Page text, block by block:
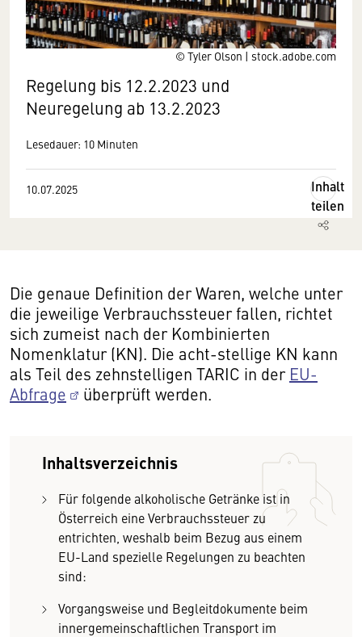
© Tyler Olson | stock.adobe.com
Regelung bis 12.2.2023 und
Neuregelung ab 13.2.2023
Lesedauer: 10 Minuten
10.07.2025
Inhalt
teilen
Die genaue Definition der Waren, welche unter
die jeweilige Verbrauchssteuer fallen, richtet
sich zumeist nach der Kombinierten
Nomenklatur (KN). Die acht-stellige KN kann
als Teil des zehnstelligen TARIC in der EU-
Abfrage
überprüft werden.
Inhaltsverzeichnis
Für folgende alkoholische Getränke ist in
Österreich eine Verbrauchssteuer zu
entrichten, weshalb beim Bezug aus einem
EU-Land spezielle Regelungen zu beachten
sind:
Vorgangsweise und Begleitdokumente beim
innergemeinschaftlichen Transport im